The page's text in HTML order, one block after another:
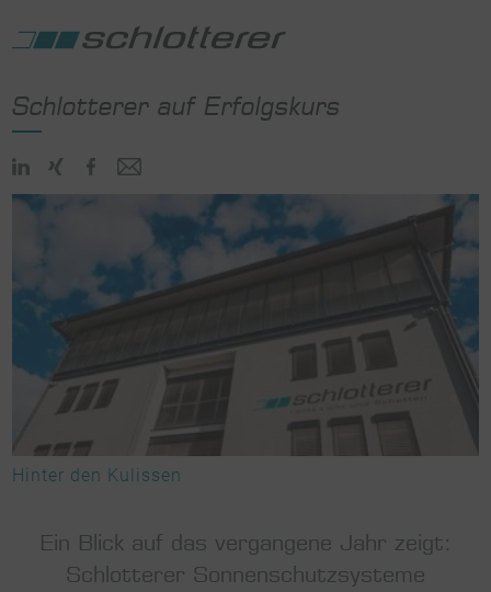
Schlotterer auf Erfolgskurs
Hinter den Kulissen
Ein Blick auf das vergangene Jahr zeigt:
Schlotterer Sonnenschutzsysteme